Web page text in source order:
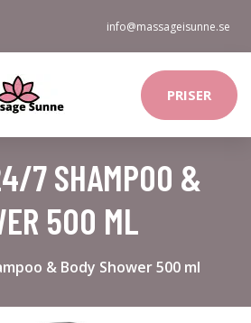
info@massageisunne.se
PRISER
7 SHAMPOO &
500 ML
& Body Shower 500 ml